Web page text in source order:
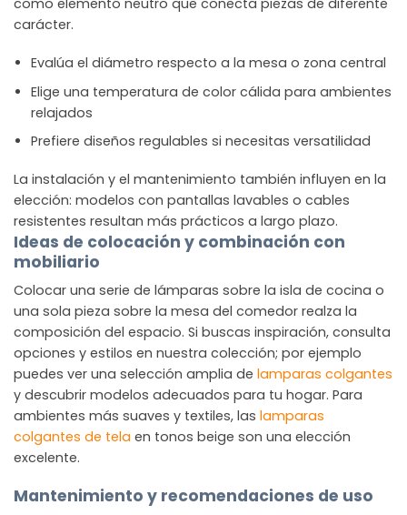
como elemento neutro que conecta piezas de diferente
carácter.
Evalúa el diámetro respecto a la mesa o zona central
Elige una temperatura de color cálida para ambientes
relajados
Prefiere diseños regulables si necesitas versatilidad
La instalación y el mantenimiento también influyen en la
elección: modelos con pantallas lavables o cables
resistentes resultan más prácticos a largo plazo.
Ideas de colocación y combinación con
mobiliario
Colocar una serie de lámparas sobre la isla de cocina o
una sola pieza sobre la mesa del comedor realza la
composición del espacio. Si buscas inspiración, consulta
opciones y estilos en nuestra colección; por ejemplo
puedes ver una selección amplia de lamparas colgantes
y descubrir modelos adecuados para tu hogar. Para
ambientes más suaves y textiles, las lamparas
colgantes de tela en tonos beige son una elección
excelente.
Mantenimiento y recomendaciones de uso